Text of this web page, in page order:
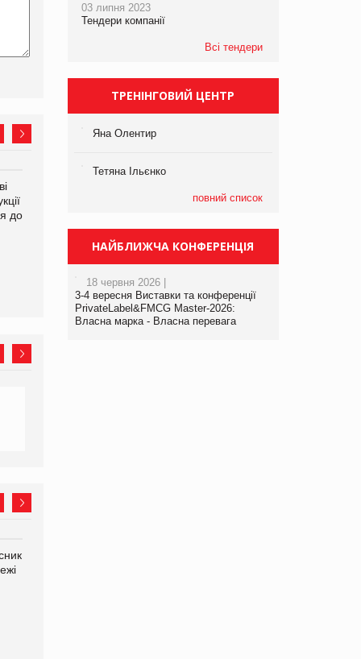
до
світових цін на
03 липня 2023
Тендери компанії
Всі тендери
ТРЕНІНГОВИЙ ЦЕНТР
Яна Олентир
Тетяна Ільєнко
повний список
НАЙБЛИЖЧА КОНФЕРЕНЦІЯ
18 червня 2026 |
3-4 вересня Виставки та конференції
PrivateLabel&FMCG Master-2026:
Власна марка - Власна перевага